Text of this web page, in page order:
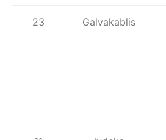
23 Galvakablis